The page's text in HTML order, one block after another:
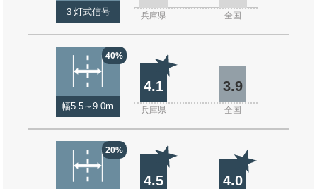
３灯式信号 兵庫県 全国
40%
幅5.5～9.0m
4.1 3.9
兵庫県 全国
20%
4.5 4.0